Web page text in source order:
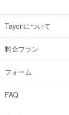
Tayoriについて
料金プラン
フォーム
FAQ